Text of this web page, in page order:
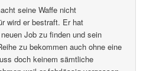
seine Waffe nicht
wird er bestraft. Er hat
Job zu finden und sein
zu bekommen auch ohne eine
doch keinem sämtliche